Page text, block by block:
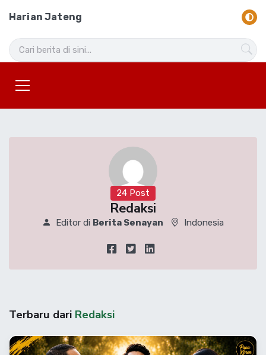
Harian Jateng
24 Post
Redaksi
Editor di Berita Senayan Indonesia
Terbaru dari Redaksi